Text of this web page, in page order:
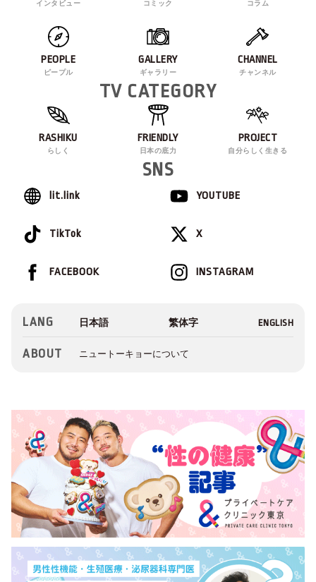
インタビュー コミック コラム
PEOPLE
ピープル
GALLERY
ギャラリー
CHANNEL
チャンネル
TV CATEGORY
RASHIKU
らしく
FRIENDLY
日本の底力
PROJECT
自分らしく生きる
SNS
lit.link YOUTUBE
TikTok X
INSTAGRAM
FACEBOOK
LANG
ABOUT ニュートーキョーについて